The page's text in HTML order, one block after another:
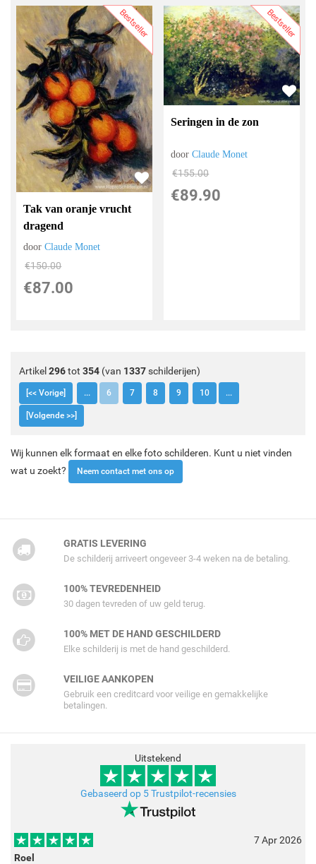
Bestseller
Tak van oranje vrucht
dragend
doorClaude Monet
€150.00
€87.00
Bestseller
Seringen in de zon
doorClaude Monet
€155.00
€89.90
Artikel 296tot 354 (van 1337schilderijen)
[<< Vorige] ... 6 7 8 9 10 ...
[Volgende >>]
Wij kunnen elk formaat en elke foto schilderen. Kunt u niet vinden
wat u zoekt?
Neem contact met ons op
GRATIS LEVERING
De schilderij arriveert ongeveer 3-4 weken na de betaling.
100% TEVREDENHEID
30 dagen tevreden of uw geld terug.
100% MET DE HAND GESCHILDERD
Elke schilderij is met de hand geschilderd.
VEILIGE AANKOPEN
Gebruik een creditcard voor veilige en gemakkelijke
betalingen.
Uitstekend
Gebaseerd op 5 Trustpilot-recensies
7 Apr 2026
Roel